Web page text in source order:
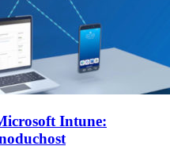
Intune: